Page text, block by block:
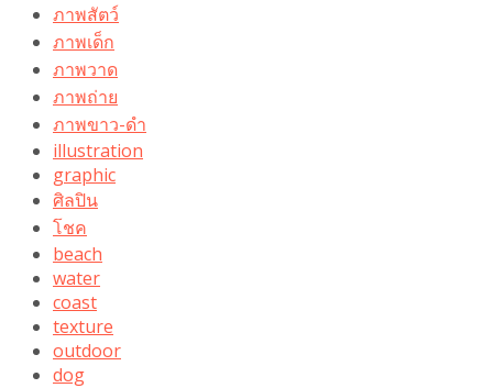
ภาพสัตว์
ภาพเด็ก
ภาพวาด
ภาพถ่าย
ภาพขาว-ดำ
illustration
graphic
ศิลปิน
โชค
beach
water
coast
texture
outdoor
dog